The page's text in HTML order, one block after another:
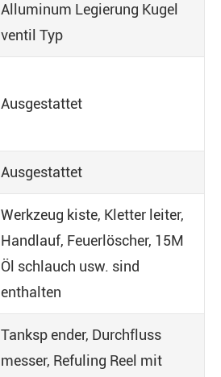
Alluminum Legierung Kugel
ventil Typ
Ausgestattet
Ausgestattet
Werkzeug kiste, Kletter leiter,
Handlauf, Feuerlöscher, 15M
Öl schlauch usw. sind
enthalten
Tanksp ender, Durchfluss
messer, Refuling Reel mit